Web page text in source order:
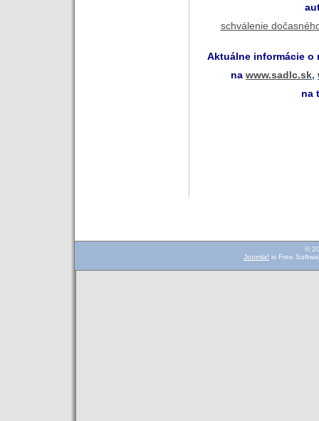
schválenie
Aktuálne informácie o
na www.sadlc.sk,
na
©
Joomla! is Free